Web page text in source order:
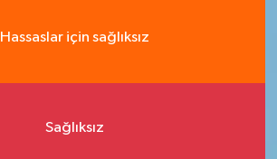
Hassaslar için sağlıksız
Sağlıksız